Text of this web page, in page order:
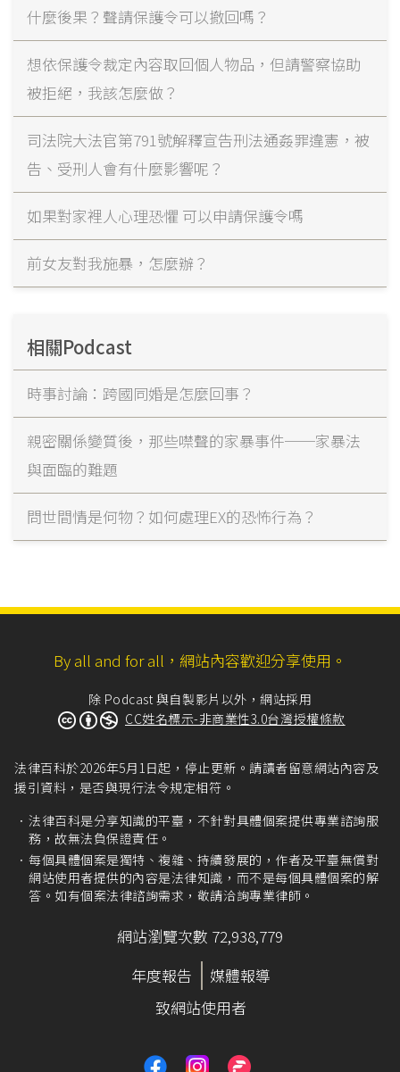
什麼後果？聲請保護令可以撤回嗎？
想依保護令裁定內容取回個人物品，但請警察協助
被拒絕，我該怎麼做？
司法院大法官第791號解釋宣告刑法通姦罪違憲，被
告、受刑人會有什麼影響呢？
如果對家裡人心理恐懼 可以申請保護令嗎
前女友對我施暴，怎麼辦？
相關Podcast
時事討論：跨國同婚是怎麼回事？
親密關係變質後，那些噤聲的家暴事件──家暴法
與面臨的難題
問世間情是何物？如何處理EX的恐怖行為？
By all and for all，網站內容歡迎分享使用。
除 Podcast 與自製影片以外，網站採用
CC姓名標示-非商業性3.0台灣授權條款
法律百科於2026年5月1日起，停止更新。請讀者留意網站內容及
援引資料，是否與現行法令規定相符。
法律百科是分享知識的平臺，不針對具體個案提供專業諮詢服
務，故無法負保證責任。
每個具體個案是獨特、複雜、持續發展的，作者及平臺無償對
網站使用者提供的內容是法律知識，而不是每個具體個案的解
答。如有個案法律諮詢需求，敬請洽詢專業律師。
網站瀏覽次數 72,938,779
年度報告
媒體報導
致網站使用者